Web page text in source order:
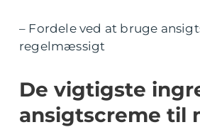
– Fordele ved at bruge
regelmæssigt
De vigtigste
ansigtscreme til